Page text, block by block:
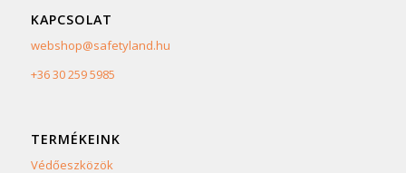
KAPCSOLAT
webshop@safetyland.hu
+36 30 259 5985
TERMÉKEINK
Védőeszközök